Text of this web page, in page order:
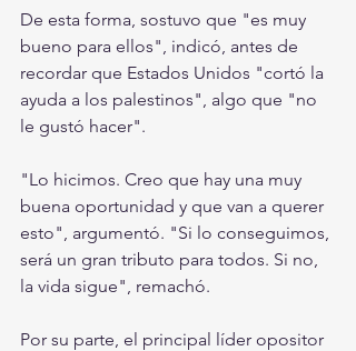
De esta forma, sostuvo que "es muy
bueno para ellos", indicó, antes de
recordar que Estados Unidos "cortó la
ayuda a los palestinos", algo que "no
le gustó hacer".
"Lo hicimos. Creo que hay una muy
buena oportunidad y que van a querer
esto", argumentó. "Si lo conseguimos,
será un gran tributo para todos. Si no,
la vida sigue", remachó.
Por su parte, el principal líder opositor